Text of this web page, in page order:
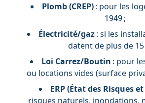
Plomb (CREP): pour les
1949 ;
Électricité/gaz: si les
datent de plus de 15
Loi Carrez/Boutin : pour
ou locations vides (surface
ERP (État des Risques
risques naturels, inondations,